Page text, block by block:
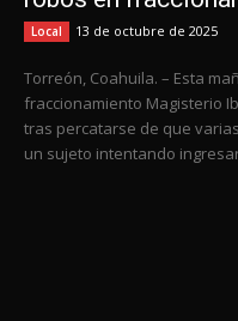
Local 13 de octubre de 2025
Torreón, Coahuila. – Esta
fraccionamiento Magisterio
tras percatarse de que
un sujeto intentando